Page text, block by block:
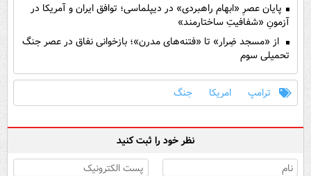
پایان عصرِ «ابهام راهبردی» در دیپلماسی؛ توافق ایران و آمریکا در
آزمونِ «شفافیتِ ساختارمند»
از «مسجد ضِرار» تا «فتنه‌های مدرن»؛ بازخوانی نفاق در عصر جنگ
تحمیلی سوم
ترامپ امریکا جنگ
نظر خود را ثبت کنید